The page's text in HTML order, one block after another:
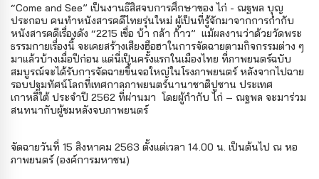
“Come and See” เป็นงานธีสิสจบการศึกษาของ ไก่ - ณฐพล บุญ
ประกอบ คนทำหนังสารคดีไทยรุ่นใหม่ ผู้เป็นที่รู้จักมาจากการกำกับ
หนังสารคดีเรื่องดัง “2215 เชื่อ บ้า กล้า ก้าว” แม้ผลงานว่าด้วยวัดพระ
ธรรมกายเรื่องนี้ จะเคยสร้างเสียงฮือฮาในการจัดฉายตามกิจกรรมต่าง ๆ
มาแล้วบ้างเมื่อปีก่อน แต่นี่เป็นครั้งแรกในเมืองไทย ที่ภาพยนตร์ฉบับ
สมบูรณ์จะได้รับการจัดฉายขึ้นจอใหญ่ในโรงภาพยนตร์ หลังจากไปฉาย
รอบปฐมทัศน์โลกที่เทศกาลภาพยนตร์นานาชาติปูซาน ประเทศ
เกาหลีใต้ ประจำปี 2562 ที่ผ่านมา โดยผู้กำกับ ไก่ – ณฐพล จะมาร่วม
สนทนากับผู้ชมหลังจบภาพยนตร์
จัดฉายวันที่ 15 สิงหาคม 2563 ตั้งแต่เวลา 14.00 น. เป็นต้นไป ณ หอ
ภาพยนตร์ (องค์การมหาชน)